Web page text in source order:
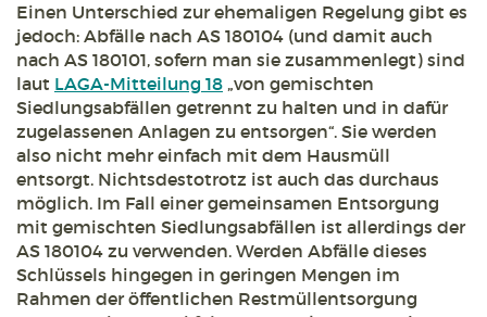
Einen Unterschied zur ehemaligen Regelung gibt es
jedoch: Abfälle nach AS 180104 (und damit auch
nach AS 180101, sofern man sie zusammenlegt) sind
laut LAGA-Mitteilung 18 „von gemischten
Siedlungsabfällen getrennt zu halten und in dafür
zugelassenen Anlagen zu entsorgen“. Sie werden
also nicht mehr einfach mit dem Hausmüll
entsorgt. Nichtsdestotrotz ist auch das durchaus
möglich. Im Fall einer gemeinsamen Entsorgung
mit gemischten Siedlungsabfällen ist allerdings der
AS 180104 zu verwenden. Werden Abfälle dieses
Schlüssels hingegen in geringen Mengen im
Rahmen der öffentlichen Restmüllentsorgung